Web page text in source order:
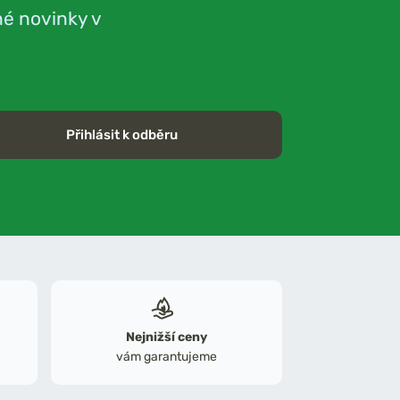
novinky v
Přihlásit k odběru
Nejnižší ceny
vám garantujeme